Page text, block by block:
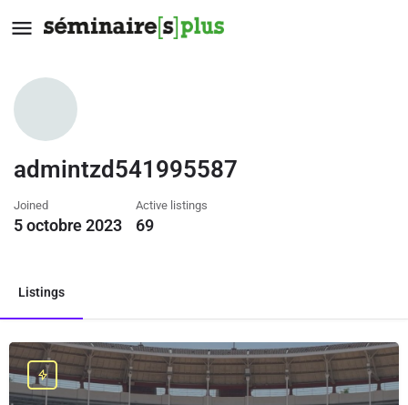
admintzd541995587
Joined
5 octobre 2023
Active listings
69
Listings